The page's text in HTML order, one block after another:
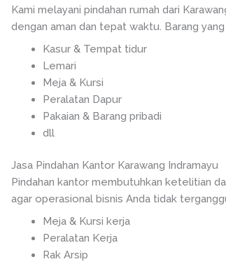
Kami melayani pindahan rumah dari
dengan aman dan tepat waktu. Barang
Kasur & Tempat tidur
Lemari
Meja & Kursi
Peralatan Dapur
Pakaian & Barang pribadi
dll
Jasa Pindahan Kantor Karawang Indramayu
Pindahan kantor membutuhkan ketelitian
agar operasional bisnis Anda tidak
Meja & Kursi kerja
Peralatan Kerja
Rak Arsip